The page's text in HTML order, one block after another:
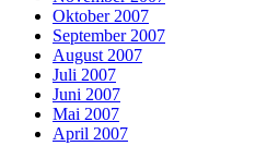
Oktober 2007
September 2007
August 2007
Juli 2007
Juni 2007
Mai 2007
April 2007